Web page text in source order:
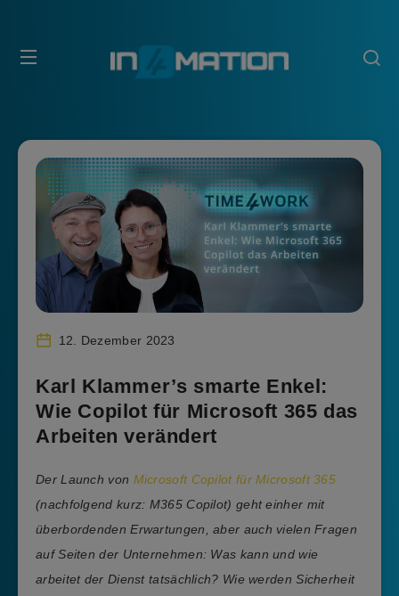
12. Dezember 2023
Karl Klammer’s smarte Enkel:
Wie Copilot für Microsoft 365 das
Arbeiten verändert
Der Launch von Microsoft Copilot für Microsoft 365
(nachfolgend kurz: M365 Copilot) geht einher mit
überbordenden Erwartungen, aber auch vielen Fragen
auf Seiten der Unternehmen: Was kann und wie
arbeitet der Dienst tatsächlich? Wie werden Sicherheit